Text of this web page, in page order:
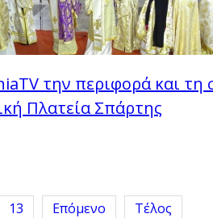
την περιφορά και
Πλατεία Σπάρτης
13 Επόμενο
Τέλος